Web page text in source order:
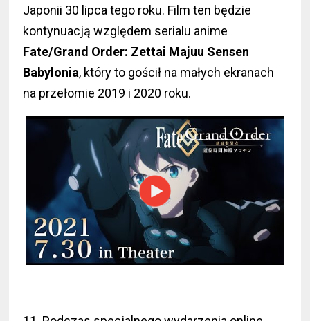
Japonii 30 lipca tego roku. Film ten będzie
kontynuacją względem serialu anime
Fate/Grand Order: Zettai Majuu Sensen
Babylonia, który to gościł na małych ekranach
na przełomie 2019 i 2020 roku.